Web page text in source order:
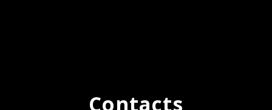
Seit der Veröffentlichung des neuen
Contacts